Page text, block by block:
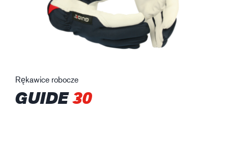
Rękawice robocze
GUIDE30